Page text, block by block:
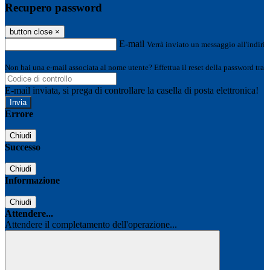
Recupero password
button close ×
E-mail Verrà inviato un messaggio
Non hai una e-mail associata al nome utente? Effettua il reset della password
E-mail inviata, si prega di controllare la casella di posta elettronica!
Errore
Chiudi
Successo
Chiudi
Informazione
Chiudi
Attendere...
Attendere il completamento dell'operazione...